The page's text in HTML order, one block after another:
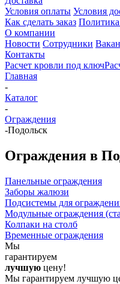
Условия оплаты Условия
Как сделать заказ
О компании
Новости Сотрудники
Контакты
Расчет кровли под ключ
Главная
-
Каталог
-
Ограждения
-Подольск
Ограждения в
Панельные ограждения
Заборы жалюзи
Подсистемы для
Модульные ограждения
Колпаки на столб
Временные ограждения
Мы
гарантируем
лучшую цену!
Мы гарантируем лучшую